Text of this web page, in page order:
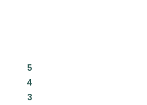
5:
4:
3: